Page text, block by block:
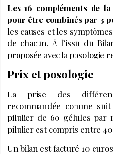
Les 16 compléments de
pour être combinés par 3
les causes et les
de chacun. À l’issu du
proposée avec la posologie
Prix et posologie
La prise des
recommandée comme
pilulier de 60 gélules par
pilulier est compris entre 40
Un bilan est facturé 10